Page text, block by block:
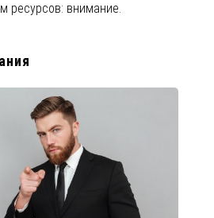
ресурсов: внимание.